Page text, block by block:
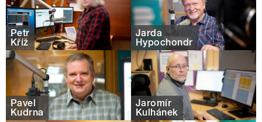
Petr
Kříž
Jarda
Hypochondr
Pavel
Kudrna
Jaromír
Kulhánek